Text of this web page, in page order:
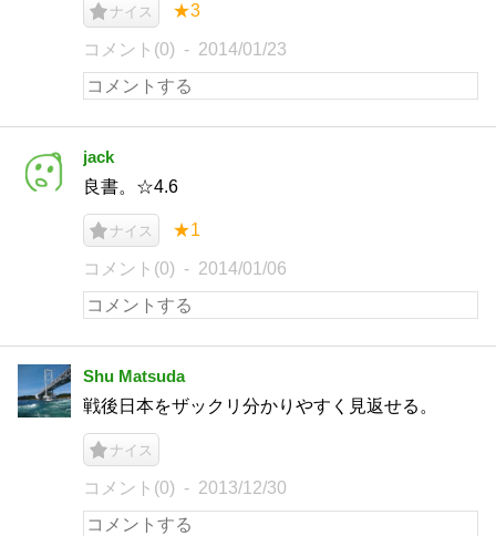
ナイス ★3
コメント(0) 2014/01/23
jack
良書。☆4.6
ナイス ★1
コメント(0) 2014/01/06
Shu Matsuda
戦後日本をザックリ分かりやすく見返せる。
ナイス
コメント(0) 2013/12/30